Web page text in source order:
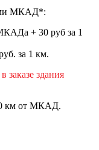
МКАД*:
+ 30 руб за 1
за 1 км.
заказе здания
км от МКАД.